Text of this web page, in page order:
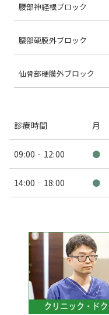
腰部神経根ブロック
腰部硬膜外ブロック
仙骨部硬膜外ブロック
診療時間 月
09:00‐12:00 ●
14:00‐18:00 ●